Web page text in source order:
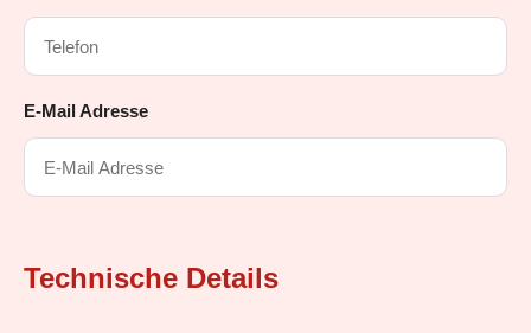
E-Mail Adresse
Technische Details